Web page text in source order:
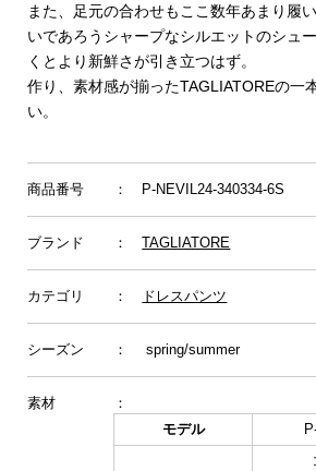
また、足元の合わせもここ数年あまり履
いであろうシャープなシルエットのシュ
くとより新鮮さが引き立つはず。
作り、素材感が揃ったTAGLIATOREの一
い。
商品番号 ： P-NEVIL24-340334-6S
ブランド ：TAGLIATORE
カテゴリ ： ドレスパンツ
シーズン ： spring/summer
素材
：
モデル